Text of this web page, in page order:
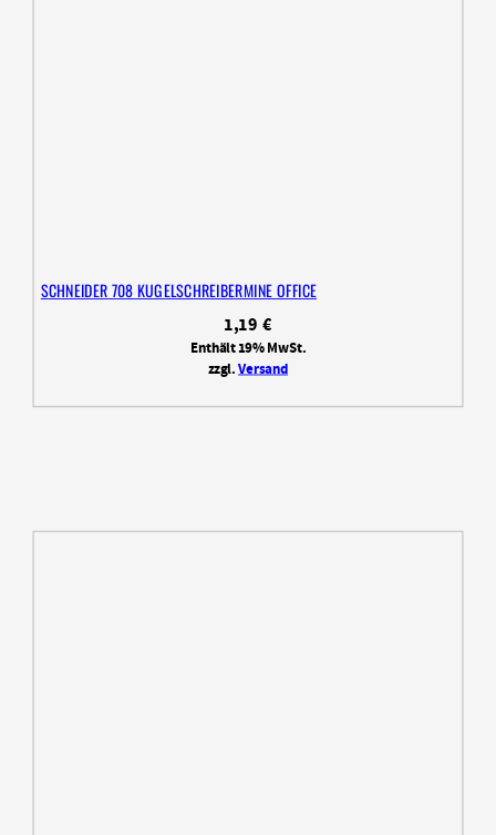
SCHNEIDER 708 KUGELSCHREIBERMINE OFFICE
1,19€
Enthält 19% MwSt.
zzgl.Versand